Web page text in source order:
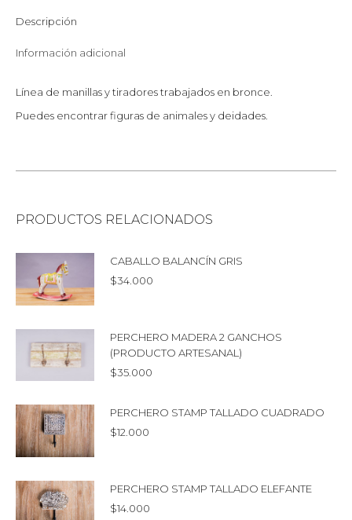
Descripción
Información adicional
Línea de manillas y tiradores trabajados en bronce.
Puedes encontrar figuras de animales y deidades.
PRODUCTOS RELACIONADOS
CABALLO BALANCÍN GRIS
$34.000
PERCHERO MADERA 2 GANCHOS
(PRODUCTO ARTESANAL)
$35.000
PERCHERO STAMP TALLADO CUADRADO
$12.000
PERCHERO STAMP TALLADO ELEFANTE
$14.000